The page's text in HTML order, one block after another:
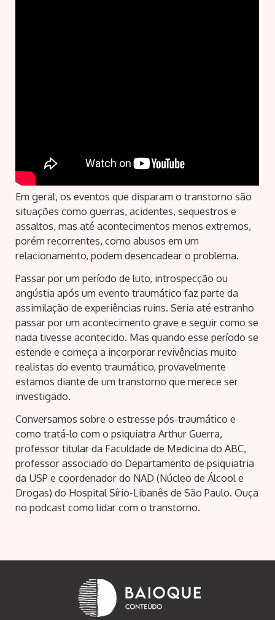
Em geral, os eventos que disparam o transtorno são
situações como guerras, acidentes, sequestros e
assaltos, mas até acontecimentos menos extremos,
porém recorrentes, como abusos em um
relacionamento, podem desencadear o problema.
Passar por um período de luto, introspecção ou
angústia após um evento traumático faz parte da
assimilação de experiências ruins. Seria até estranho
passar por um acontecimento grave e seguir como se
nada tivesse acontecido. Mas quando esse período se
estende e começa a incorporar revivências muito
realistas do evento traumático, provavelmente
estamos diante de um transtorno que merece ser
investigado.
Conversamos sobre o estresse pós-traumático e
como tratá-lo com o psiquiatra Arthur Guerra,
professor titular da Faculdade de Medicina do ABC,
professor associado do Departamento de psiquiatria
da USP e coordenador do NAD (Núcleo de Álcool e
Drogas) do Hospital Sírio-Libanês de São Paulo. Ouça
no podcast como lidar com o transtorno.